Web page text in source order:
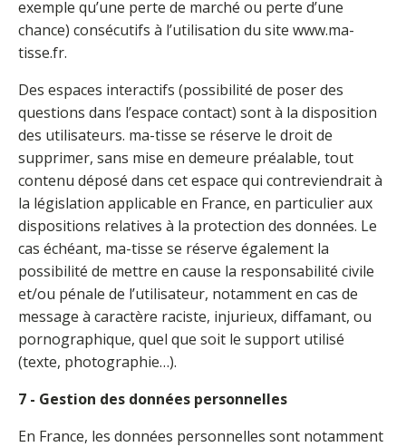
exemple qu’une perte de marché ou perte d’une
chance) consécutifs à l’utilisation du site www.ma-
tisse.fr.
Des espaces interactifs (possibilité de poser des
questions dans l’espace contact) sont à la disposition
des utilisateurs. ma-tisse se réserve le droit de
supprimer, sans mise en demeure préalable, tout
contenu déposé dans cet espace qui contreviendrait à
la législation applicable en France, en particulier aux
dispositions relatives à la protection des données. Le
cas échéant, ma-tisse se réserve également la
possibilité de mettre en cause la responsabilité civile
et/ou pénale de l’utilisateur, notamment en cas de
message à caractère raciste, injurieux, diffamant, ou
pornographique, quel que soit le support utilisé
(texte, photographie…).
7 - Gestion des données personnelles
En France, les données personnelles sont notamment